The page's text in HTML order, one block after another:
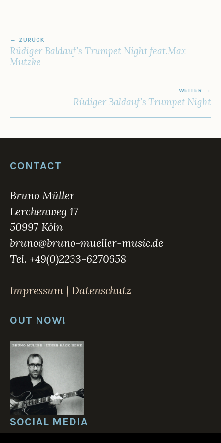
BEITRAGSNAVIGATION
ZURÜCK
Rüdiger Baldauf’s Trumpet Night feat.Max
Mutzke
WEITER
Rüdiger Baldauf’s Trumpet Night
CONTACT
Bruno Müller
Lerchenweg 17
50997 Köln
bruno@bruno-mueller-music.de
Tel. +49(0)2233-6270658
Impressum | Datenschutz
OUT NOW!
SOCIAL MEDIA